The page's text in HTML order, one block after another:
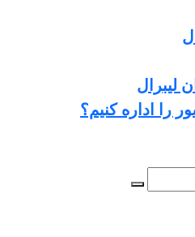
لیبرال
را اداره کنیم؟